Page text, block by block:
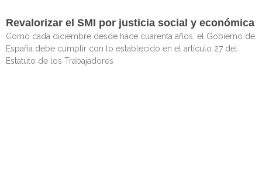
Revalorizar el SMI por justicia social y económica
Como cada diciembre desde hace cuarenta años, el Gobierno de
España debe cumplir con lo establecido en el artículo 27 del
Estatuto de los Trabajadores